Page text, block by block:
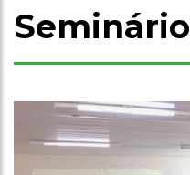
Seminário